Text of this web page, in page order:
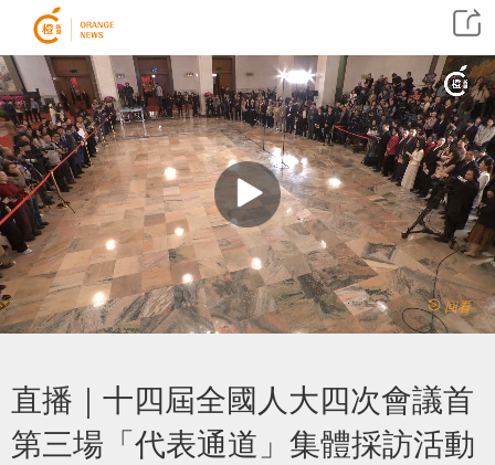
回看
直播｜十四屆全國人大四次會議首
第三場「代表通道」集體採訪活動